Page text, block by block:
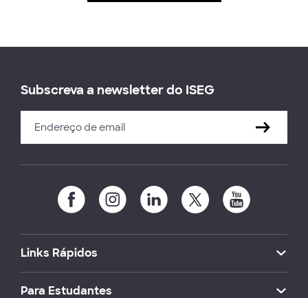
Subscreva a newsletter do ISEG
Links Rápidos
Para Estudantes